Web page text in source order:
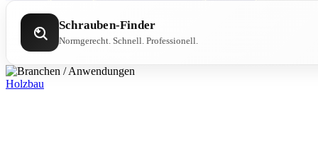
Schrauben-Finder
Normgerecht. Schnell. Professionell.
Holzbau